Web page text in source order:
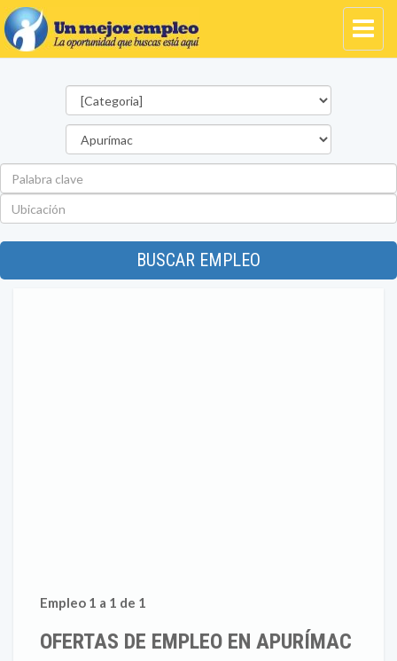
BUSCAR EMPLEO
Empleo 1 a 1 de 1
OFERTAS DE EMPLEO EN APURÍMAC